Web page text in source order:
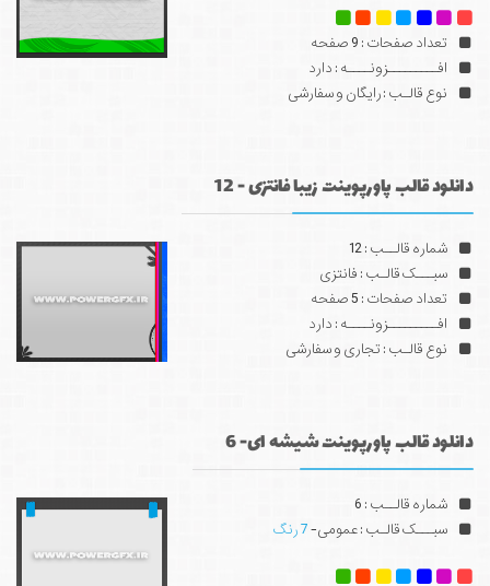
تعداد صفحات : 9 صفحه
افـــــــــزونــــه : دارد
نوع قالـب : رایگان و سفارشی
دانلود قالب پاورپوینت زیبا فانتزی - 12
شماره قالــب : 12
سبـــک قالـب : فانتزی
تعداد صفحات : 5 صفحه
افـــــــــزونــــه : دارد
نوع قالـب : تجاری و سفارشی
دانلود قالب پاورپوینت شیشه ای- 6
شماره قالــب : 6
سبـــک قالـب : عمومی-7 رنگ